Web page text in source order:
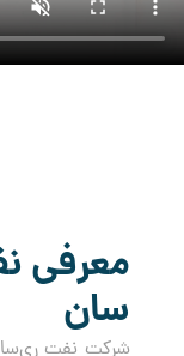
معرفی
سان